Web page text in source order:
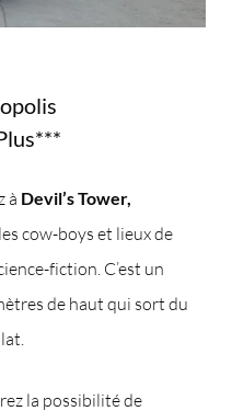
à Devil’s Tower,
cow-boys et lieux de
fiction. C’est un
de haut qui sort du
la possibilité de